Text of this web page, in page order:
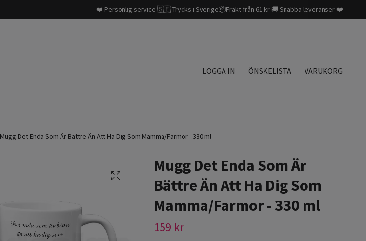
❤️ Personlig service 🇸🇪 Trycks i Sverige📦Frakt från 61 kr 🚚 Snabba leveranser ❤️
LOGGA IN ÖNSKELISTA VARUKORG
Mugg Det Enda Som Är Bättre Än Att Ha Dig Som Mamma/Farmor - 330 ml
Mugg Det Enda Som Är
Bättre Än Att Ha Dig Som
Mamma/Farmor - 330 ml
159 kr